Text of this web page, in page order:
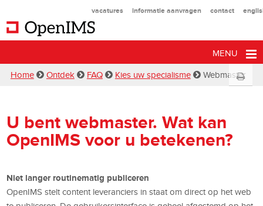
vacatures informatie aanvragen contact
MENU
Home Ontdek FAQ Kies uw specialisme Webmaster
U bent webmaster. Wat kan
OpenIMS voor u betekenen?
Niet langer routinematig publiceren
OpenIMS stelt content leveranciers in staat om direct op het web